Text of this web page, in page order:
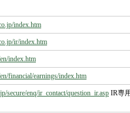
index.htm
ir/index.htm
index.htm
financial/earnings/index.htm
secure/enq/ir_contact/question_ir.asp IR専